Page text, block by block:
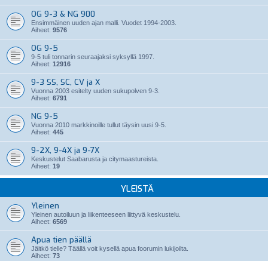
OG 9-3 & NG 900
Ensimmäinen uuden ajan malli. Vuodet 1994-2003.
Aiheet: 9576
OG 9-5
9-5 tuli tonnarin seuraajaksi syksyllä 1997.
Aiheet: 12916
9-3 SS, SC, CV ja X
Vuonna 2003 esitelty uuden sukupolven 9-3.
Aiheet: 6791
NG 9-5
Vuonna 2010 markkinoille tullut täysin uusi 9-5.
Aiheet: 445
9-2X, 9-4X ja 9-7X
Keskustelut Saabarusta ja citymaastureista.
Aiheet: 19
YLEISTÄ
Yleinen
Yleinen autoiluun ja liikenteeseen liittyvä keskustelu.
Aiheet: 6569
Apua tien päällä
Jäitkö tielle? Täällä voit kysellä apua foorumin lukijoilta.
Aiheet: 73